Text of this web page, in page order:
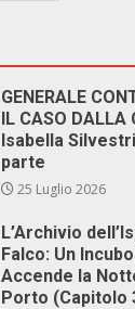
GENERALE
IL CASO DALLA
Isabella
parte
25 Luglio 2026
L’Archivio
Falco: Un
Accende la
Porto (Capitolo